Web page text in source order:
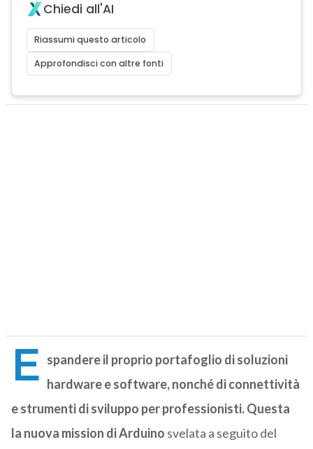
Chiedi all'AI
Riassumi questo articolo
Approfondisci con altre fonti
E spandere il proprio portafoglio di soluzioni
hardware e software, nonché di connettività
e strumenti di sviluppo per professionisti. Questa
la nuova mission di Arduino svelata a seguito del